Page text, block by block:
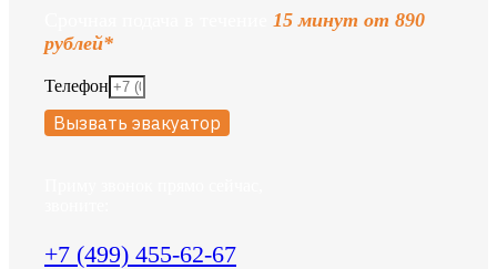
15 минут от 890
рублей*
Телефон
Вызвать эвакуатор
+7 (499) 455-62-67